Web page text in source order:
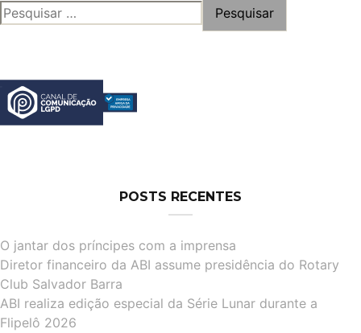
PESQUISAR
POR:
POSTS RECENTES
O jantar dos príncipes com a imprensa
Diretor financeiro da ABI assume presidência do Rotary
Club Salvador Barra
ABI realiza edição especial da Série Lunar durante a
Flipelô 2026